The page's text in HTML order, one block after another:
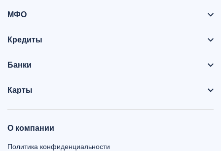
МФО
Кредиты
Банки
Карты
О компании
Политика конфиденциальности